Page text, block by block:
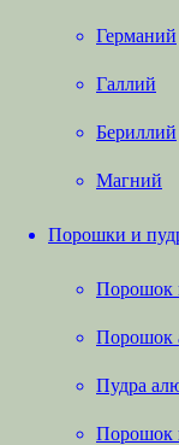
Германий
Галлий
Бериллий
Магний
Порошки и
Порошок
Порошок
Пудра
Порошок